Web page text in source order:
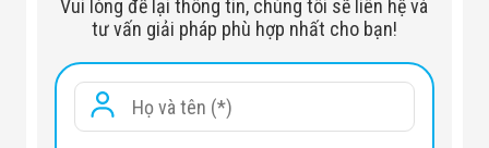
Vui lòng để lại thông tin, chúng tôi sẽ liên hệ và
tư vấn giải pháp phù hợp nhất cho bạn!